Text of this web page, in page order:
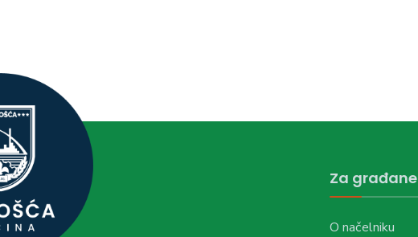
Za građane
O načelniku